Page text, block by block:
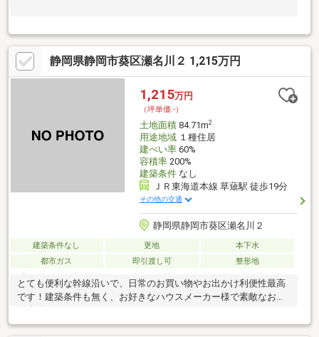
静岡県静岡市葵区瀬名川２ 1,215万円
1,215万円
（坪単価:-）
土地面積84.71m2
用途地域１種住居
建ぺい率60%
容積率200%
建築条件なし
ＪＲ東海道本線 草薙駅 徒歩19分
その他の交通
静岡県静岡市葵区瀬名川２
建築条件なし 更地
本下水
都市ガス
即引渡し可 整形地
とても便利な幹線沿いで、日常のお買い物やお出かけ利便性最高
です！建築条件も無く、お好きなハウスメーカー様で素敵なお家